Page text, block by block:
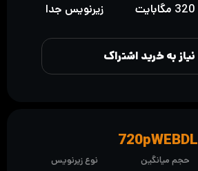
نیاز به خرید اشتراک
320 مگابایت زیرنویس جدا
حجم میانگین نوع زیرنویس
720pWEBDL